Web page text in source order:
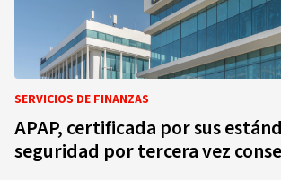
SERVICIOS DE FINANZAS
APAP, certificada por sus
seguridad por tercera vez